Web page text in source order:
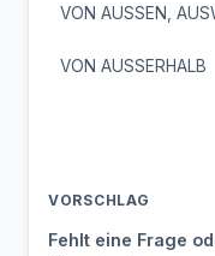
VON AUSSEN,
VON AUSSERHALB
VORSCHLAG
Fehlt eine Frage